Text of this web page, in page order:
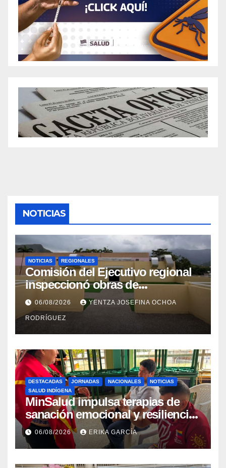
NOTICIAS
NOTICIAS REGIONALES
Comisión del Ejecutivo regional
inspeccionó obras de
recuperación en la Maternidad
Integral Aragua
06/08/2026 YENTZA JOSEFINA OCHOA
RODRÍGUEZ
DESTACADAS JORNADAS NACIONALES
NOTICIAS
SALUD INDÍGENA
MinSalud impulsa terapias de
sanación emocional y resiliencia
post-sismo junto a comunidades
indígenas en Caracas
06/08/2026 ERIKA GARCÍA